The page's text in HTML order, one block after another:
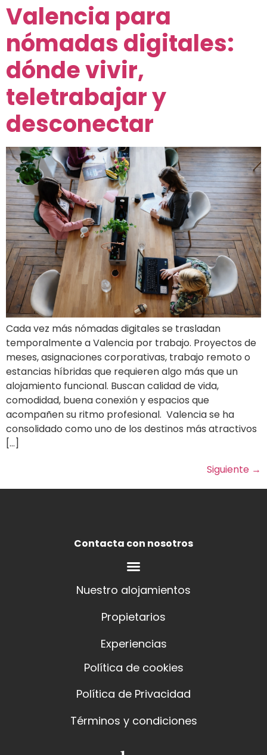
Valencia para
nómadas digitales:
dónde vivir,
teletrabajar y
desconectar
Cada vez más nómadas digitales se trasladan
temporalmente a Valencia por trabajo. Proyectos de
meses, asignaciones corporativas, trabajo remoto o
estancias híbridas que requieren algo más que un
alojamiento funcional. Buscan calidad de vida,
comodidad, buena conexión y espacios que
acompañen su ritmo profesional. Valencia se ha
consolidado como uno de los destinos más atractivos
[…]
Siguiente →
Contacta con nosotros
Nuestro alojamientos
Propietarios
Experiencias
Política de cookies
Política de Privacidad
Términos y condiciones